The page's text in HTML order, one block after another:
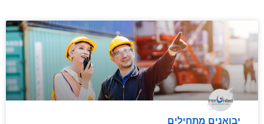
יבואנים מתחילים